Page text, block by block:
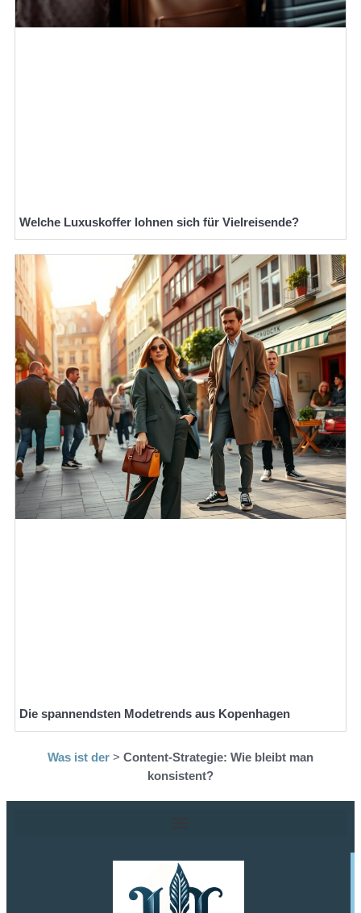
Welche Luxuskoffer lohnen sich für Vielreisende?
Die spannendsten Modetrends aus Kopenhagen
Was ist der > Content-Strategie: Wie bleibt man
konsistent?